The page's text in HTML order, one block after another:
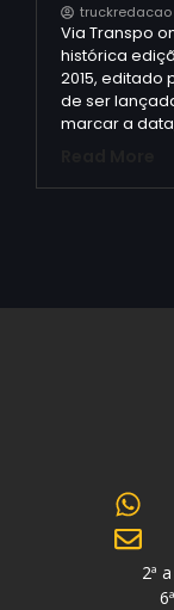
truckredacao
Via Transpo
histórica
2015, editado
de ser
marcar a
2ª